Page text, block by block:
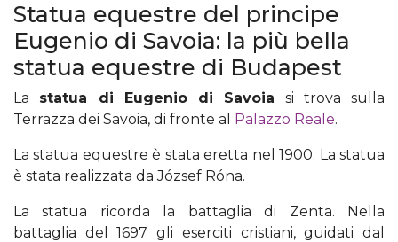
Statua equestre del principe
Eugenio di Savoia: la più bella
statua equestre di Budapest
La statua di Eugenio di Savoia si trova sulla
Terrazza dei Savoia, di fronte al Palazzo Reale.
La statua equestre è stata eretta nel 1900. La statua
è stata realizzata da József Róna.
La statua ricorda la battaglia di Zenta. Nella
battaglia del 1697 gli eserciti cristiani, guidati dal